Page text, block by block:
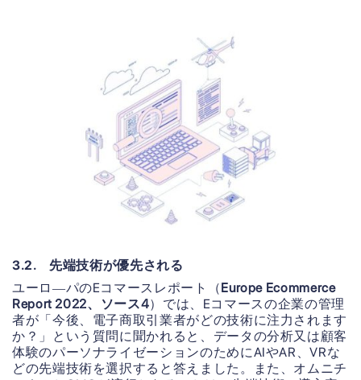
3.2. 先端技術が優先される
ユーロ―パのEコマースレポート（Europe Ecommerce
Report 2022、ソース4）では、Eコマースの企業の管理
者が「今後、電子商取引業者がどの技術に注力されます
か？」という質問に聞かれると、データの分析又は顧客
体験のパーソナライゼーションのためにAIやAR、VRな
どの先端技術を選択すると答えました。また、オムニチ